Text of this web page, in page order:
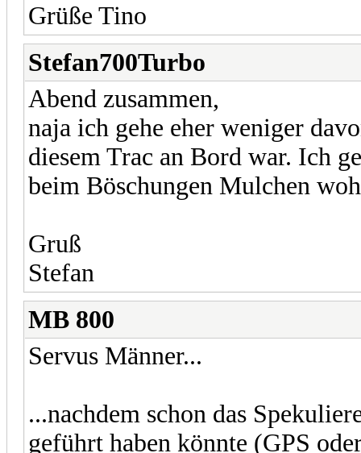
Grüße Tino
Stefan700Turbo
Abend zusammen,
naja ich gehe eher weniger
diesem Trac an Bord war. Ich
beim Böschungen Mulchen
Gruß
Stefan
MB 800
Servus Männer...
...nachdem schon das
geführt haben könnte (GPS